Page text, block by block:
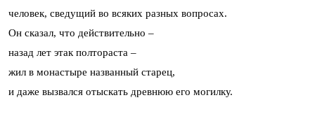
человек, сведущий во всяких разных вопросах.
Он сказал, что действительно –
назад лет этак полтораста –
жил в монастыре названный старец,
и даже вызвался отыскать древнюю его могилку.